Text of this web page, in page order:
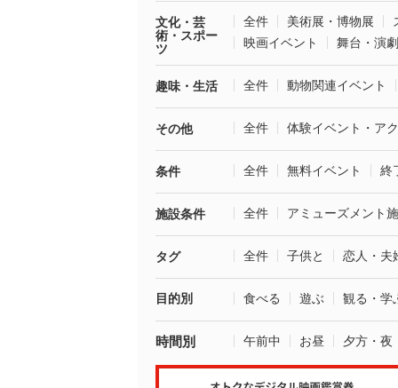
文化・芸
術・スポー
ツ
全件 美術展・博物展
映画イベント
舞台・演劇
趣味・生活 全件 動物関連イベント
その他 全件 体験イベント・ア
条件 全件 無料イベント 終
施設条件 全件 アミューズメント
タグ 全件 子供と 恋人・夫
目的別 食べる 遊ぶ 観る・学
時間別 午前中 お昼 夕方・夜